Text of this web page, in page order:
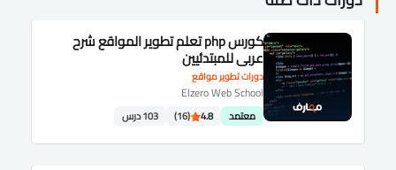
دورات تطوير مواقع
كورس php تعلم تطوير المواقع شرح
عربى للمبتدئيين
Elzero Web School
معتمد 4.8
(16) 103 درس